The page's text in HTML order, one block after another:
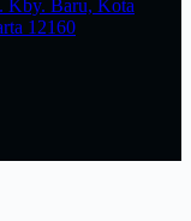
Kby. Baru, Kota
12160